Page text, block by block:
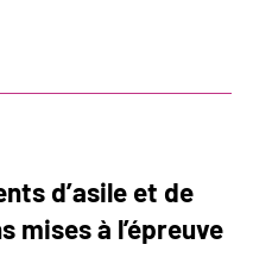
d’asile et de
mises à l’épreuve